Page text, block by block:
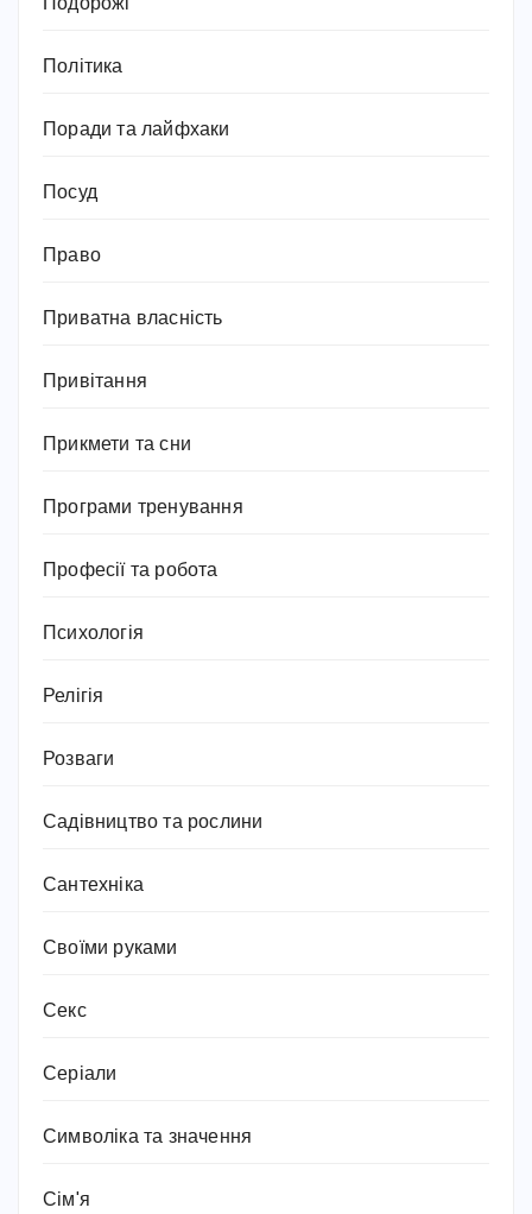
Подорожі
Політика
Поради та лайфхаки
Посуд
Право
Приватна власність
Привітання
Прикмети та сни
Програми тренування
Професії та робота
Психологія
Релігія
Розваги
Садівництво та рослини
Сантехніка
Своїми руками
Секс
Серіали
Символіка та значення
Сім'я